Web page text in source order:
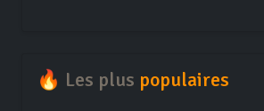
🔥 Les plus populaires